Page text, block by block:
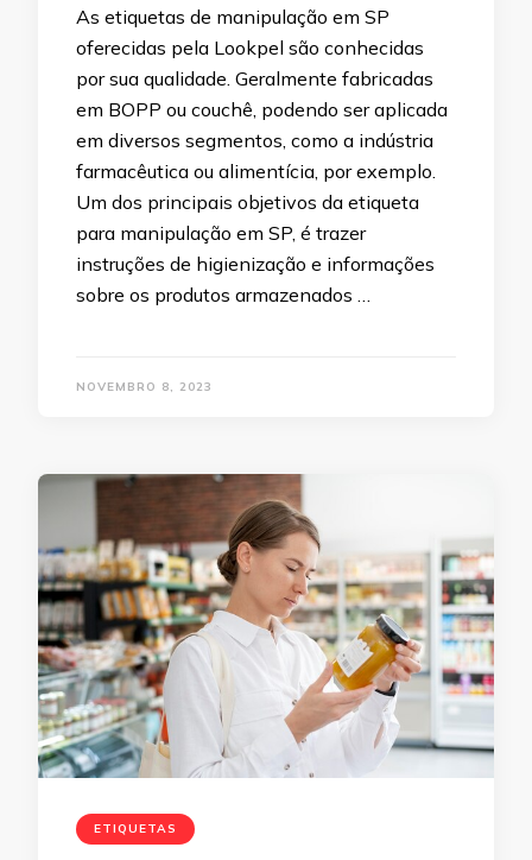
As etiquetas de manipulação em SP
oferecidas pela Lookpel são conhecidas
por sua qualidade. Geralmente fabricadas
em BOPP ou couchê, podendo ser aplicada
em diversos segmentos, como a indústria
farmacêutica ou alimentícia, por exemplo.
Um dos principais objetivos da etiqueta
para manipulação em SP, é trazer
instruções de higienização e informações
sobre os produtos armazenados …
NOVEMBRO 8, 2023
ETIQUETAS